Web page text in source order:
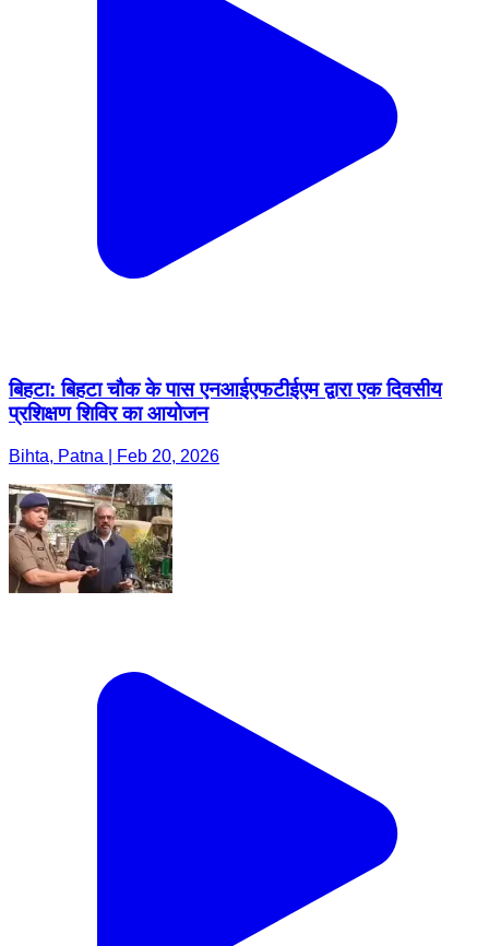
बिहटा: बिहटा चौक के पास एनआईएफटीईएम द्वारा एक दिवसीय
प्रशिक्षण शिविर का आयोजन
Bihta, Patna | Feb 20, 2026